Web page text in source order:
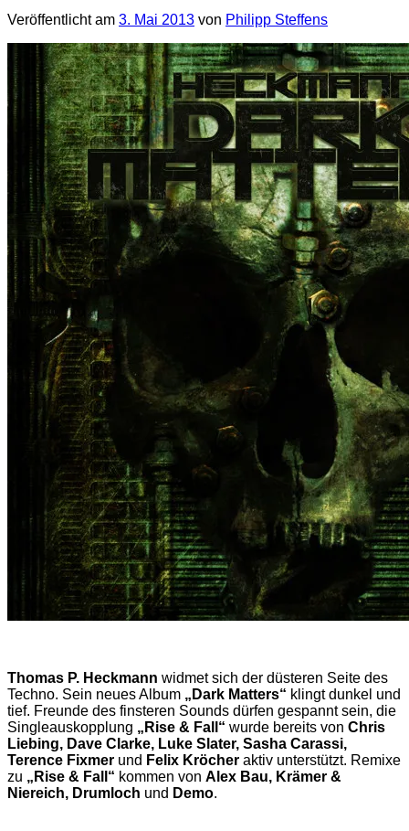
Veröffentlicht am 3. Mai 2013 von Philipp Steffens
Thomas P. Heckmann widmet sich der düsteren Seite des
Techno. Sein neues Album „Dark Matters“ klingt dunkel und
tief. Freunde des finsteren Sounds dürfen gespannt sein, die
Singleauskopplung „Rise & Fall“ wurde bereits von Chris
Liebing, Dave Clarke, Luke Slater, Sasha Carassi,
Terence Fixmer und Felix Kröcher aktiv unterstützt. Remixe
zu „Rise & Fall“ kommen von Alex Bau, Krämer &
Niereich, Drumloch und Demo.